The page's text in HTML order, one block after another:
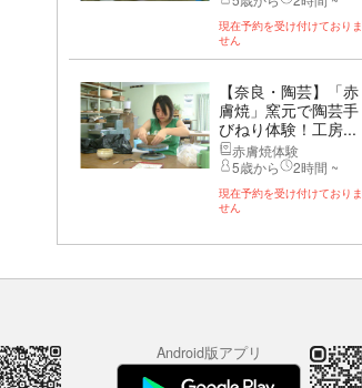
現在予約を受け付けておりま
せん
【奈良・陶芸】「赤
膚焼」窯元で陶芸手
びねり体験！工房...
赤膚焼体験
5歳から
2時間 ~
現在予約を受け付けておりま
せん
Android版アプリ